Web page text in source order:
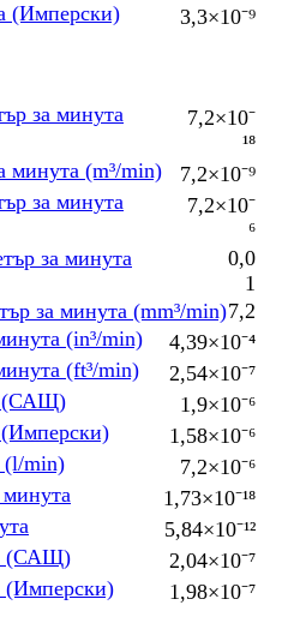
(Имперски)
3,3×10⁻⁹
за минута
7,2×10⁻
¹⁸
минута (m³/min)
7,2×10⁻⁹
за минута
7,2×10⁻
⁶
за минута
0,0
1
за минута (mm³/min)7,2
(in³/min)
4,39×10⁻⁴
(ft³/min)
2,54×10⁻⁷
(САЩ)
1,9×10⁻⁶
1,58×10⁻⁶
(l/min)
7,2×10⁻⁶
1,73×10⁻¹⁸
5,84×10⁻¹²
(САЩ)
2,04×10⁻⁷
(Имперски)
1,98×10⁻⁷